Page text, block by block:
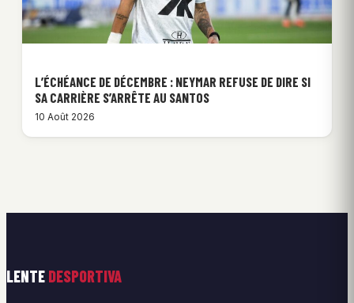
L’ÉCHÉANCE DE DÉCEMBRE : NEYMAR REFUSE DE DIRE SI
SA CARRIÈRE S’ARRÊTE AU SANTOS
10 Août 2026
LENTE DESPORTIVA